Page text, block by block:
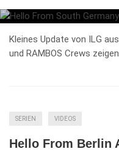
Kleines Update von ILG
und RAMBOS Crews
SERIEN VIDEOS
Hello From Berlin